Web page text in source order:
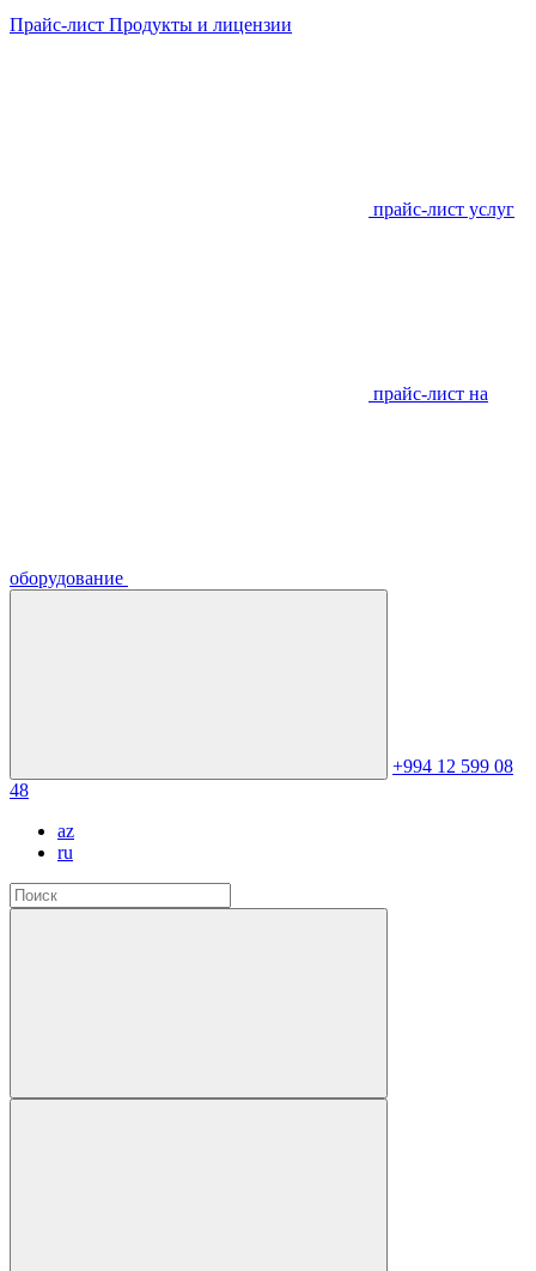
Прайс-лист Продукты и лицензии
прайс-лист услуг
прайс-лист на
оборудование
+994 12 599 08
48
az
ru